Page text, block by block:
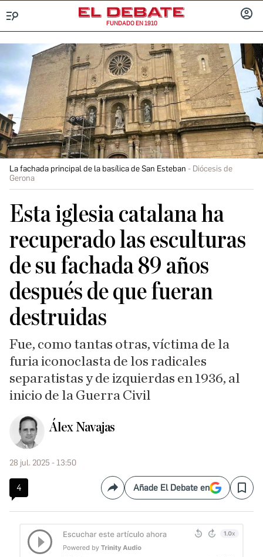
FUNDADO EN 1910
La fachada principal de la basílica de San Esteban
Diócesis de
Gerona
Esta iglesia catalana ha
recuperado las esculturas
de su fachada 89 años
después de que fueran
destruidas
Fue, como tantas otras, víctima de la
furia iconoclasta de los radicales
separatistas y de izquierdas en 1936, al
inicio de la Guerra Civil
Álex Navajas
28 jul. 2025 - 13:50
4 CompartirAñade El Debate en Save